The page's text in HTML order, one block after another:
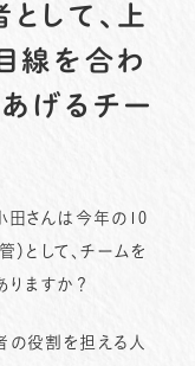
して、上
線を合わ
げるチー
田さんは今年の10
として、チームを
りますか？
の役割を担える人